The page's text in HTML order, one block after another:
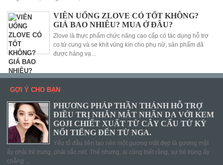
VIÊN UỐNG ZLOVE CÓ TỐT KHÔNG?
GIÁ BAO NHIÊU? MUA Ở ĐÂU?
Zlove là thực phẩm chức năng cao cấp có tác dụng hỗ trợ
co tử cung và se khít vùng kín cho phụ nữ, sản phẩm đã
được hàng vạ...
GỢI Ý CHO BẠN
PHƯƠNG PHÁP THẦN THÁNH HỖ TRỢ
ĐIỀU TRỊ NHĂN MẮT NHĂN DA VỚI KEM
GOJI CHIẾT XUẤT TỪ CÂY CẨU TỬ KỲ
NỔI TIẾNG ĐẾN TỪ NGA.
Yếu tố đầu tiên tạo nên một gương mặt đẹp là gương mặt
ấy phải trẻ trung, phải sắc nét. Thế nhưng, ai cũng biết rằng, sự trẻ trung ấy
chẳng ...